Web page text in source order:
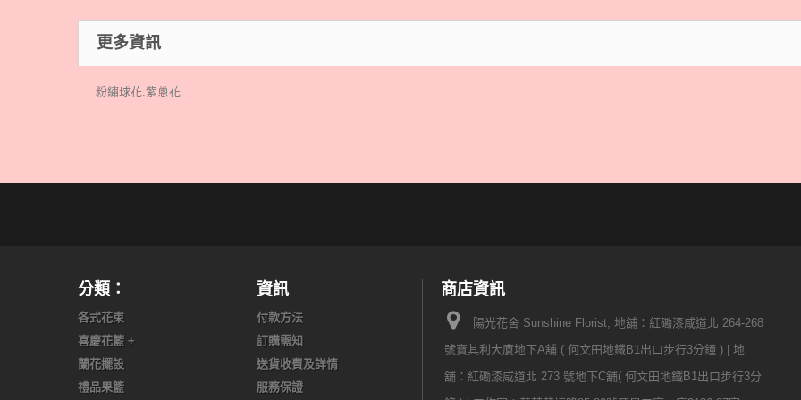
更多資訊
粉繡球花.紫蔥花
分類：
各式花束
喜慶花籃 +
蘭花擺設
禮品果籃
資訊
付款方法
訂購需知
送貨收費及詳情
服務保證
商店資訊
陽光花舍 Sunshine Florist, 地舖：紅磡漆咸道北 264-268
號寶其利大廈地下A舖 ( 何文田地鐵B1出口步行3分鐘 ) | ​ 地
舖：紅磡漆咸道北 273 號地下C舖( 何文田地鐵B1出口步行3分